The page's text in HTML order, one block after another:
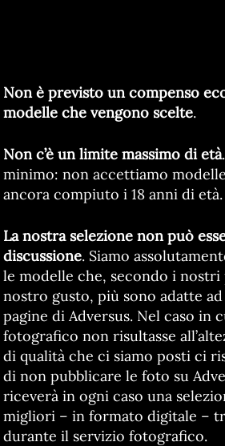
Non è previsto un compenso
modelle che vengono scelte.
Non c’è un limite massimo di età
minimo: non accettiamo
ancora compiuto i 18 anni di età.
La nostra selezione non può
discussione. Siamo
le modelle che, secondo i
nostro gusto, più sono adatte
pagine di Adversus. Nel caso in
fotografico non risultasse
di qualità che ci siamo posti ci
di non pubblicare le foto su
riceverà in ogni caso una
migliori – in formato digitale –
durante il servizio fotografico.